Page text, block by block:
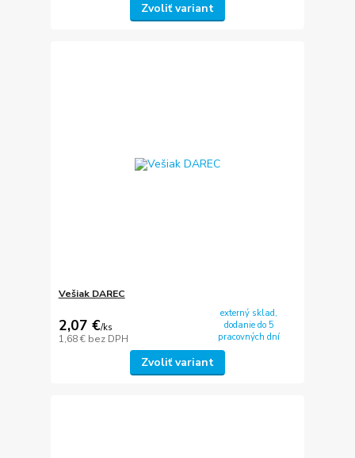
Zvoliť variant
Vešiak DAREC
2,07 €/ks
1,68 € bez DPH
externý sklad,
dodanie do 5
pracovných dní
Zvoliť variant